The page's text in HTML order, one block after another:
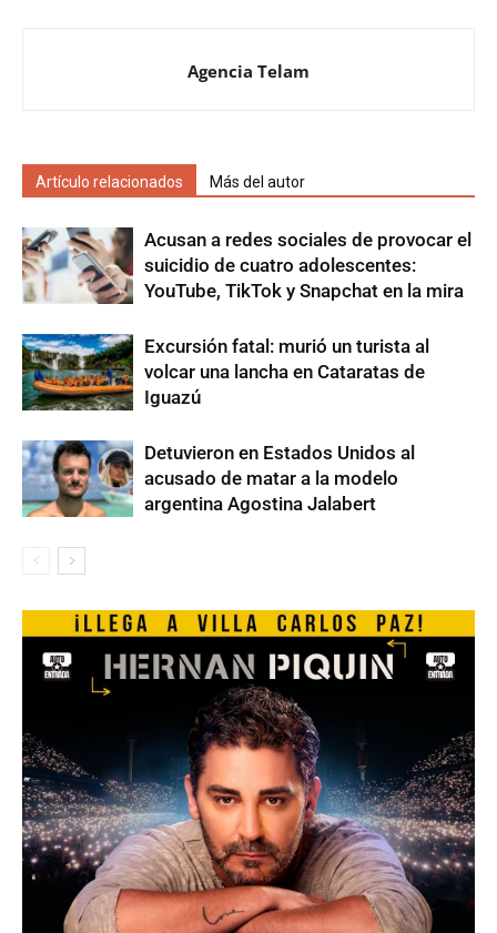
Agencia Telam
Artículo relacionados Más del autor
Acusan a redes sociales de provocar el
suicidio de cuatro adolescentes:
YouTube, TikTok y Snapchat en la mira
Excursión fatal: murió un turista al
volcar una lancha en Cataratas de
Iguazú
Detuvieron en Estados Unidos al
acusado de matar a la modelo
argentina Agostina Jalabert